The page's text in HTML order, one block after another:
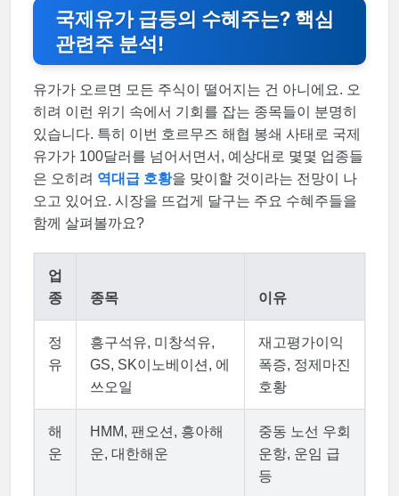
국제유가 급등의 수혜주는? 핵심
관련주 분석!
유가가 오르면 모든 주식이 떨어지는 건 아니에요. 오
히려 이런 위기 속에서 기회를 잡는 종목들이 분명히
있습니다. 특히 이번 호르무즈 해협 봉쇄 사태로 국제
유가가 100달러를 넘어서면서, 예상대로 몇몇 업종들
은 오히려 역대급 호황을 맞이할 것이라는 전망이 나
오고 있어요. 시장을 뜨겁게 달구는 주요 수혜주들을
함께 살펴볼까요?
업
종
종목 이유
정
유
흥구석유, 미창석유,
GS, SK이노베이션, 에
쓰오일
재고평가이익
폭증, 정제마진
호황
해
운
HMM, 팬오션, 흥아해
운, 대한해운
중동 노선 우회
운항, 운임 급
등